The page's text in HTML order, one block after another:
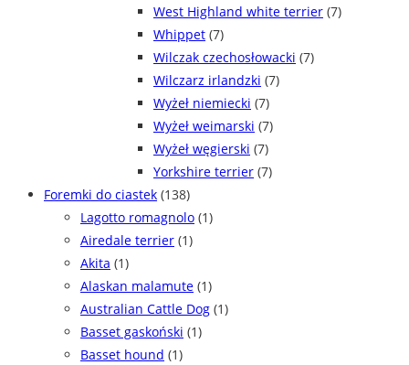
West Highland white terrier (7)
Whippet (7)
Wilczak czechosłowacki (7)
Wilczarz irlandzki (7)
Wyżeł niemiecki (7)
Wyżeł weimarski (7)
Wyżeł węgierski (7)
Yorkshire terrier (7)
Foremki do ciastek (138)
Lagotto romagnolo (1)
Airedale terrier (1)
Akita (1)
Alaskan malamute (1)
Australian Cattle Dog (1)
Basset gaskoński (1)
Basset hound (1)